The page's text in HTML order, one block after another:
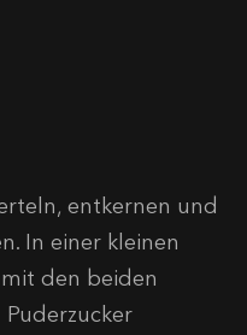
entkernen und
In einer kleinen
den beiden